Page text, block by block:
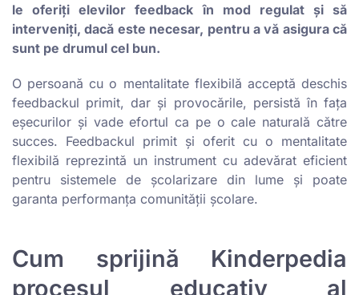
le oferiți elevilor feedback în mod regulat și să
interveniți, dacă este necesar, pentru a vă asigura că
sunt pe drumul cel bun.
O persoană cu o mentalitate flexibilă acceptă deschis
feedbackul primit, dar și provocările, persistă în fața
eșecurilor și vade efortul ca pe o cale naturală către
succes. Feedbackul primit și oferit cu o mentalitate
flexibilă reprezintă un instrument cu adevărat eficient
pentru sistemele de școlarizare din lume și poate
garanta performanța comunității școlare.
Cum sprijină Kinderpedia
procesul educativ al